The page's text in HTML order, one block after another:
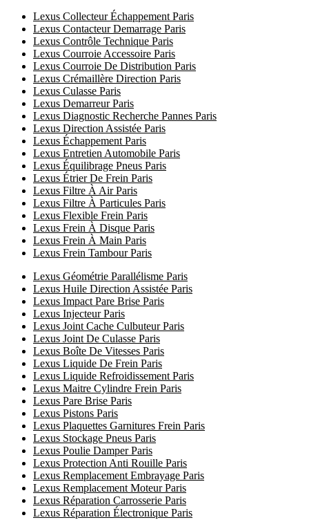
Lexus Collecteur Échappement Paris
Lexus Contacteur Demarrage Paris
Lexus Contrôle Technique Paris
Lexus Courroie Accessoire Paris
Lexus Courroie De Distribution Paris
Lexus Crémaillère Direction Paris
Lexus Culasse Paris
Lexus Demarreur Paris
Lexus Diagnostic Recherche Pannes Paris
Lexus Direction Assistée Paris
Lexus Échappement Paris
Lexus Entretien Automobile Paris
Lexus Équilibrage Pneus Paris
Lexus Étrier De Frein Paris
Lexus Filtre À Air Paris
Lexus Filtre À Particules Paris
Lexus Flexible Frein Paris
Lexus Frein À Disque Paris
Lexus Frein À Main Paris
Lexus Frein Tambour Paris
Lexus Géométrie Parallélisme Paris
Lexus Huile Direction Assistée Paris
Lexus Impact Pare Brise Paris
Lexus Injecteur Paris
Lexus Joint Cache Culbuteur Paris
Lexus Joint De Culasse Paris
Lexus Boîte De Vitesses Paris
Lexus Liquide De Frein Paris
Lexus Liquide Refroidissement Paris
Lexus Maitre Cylindre Frein Paris
Lexus Pare Brise Paris
Lexus Pistons Paris
Lexus Plaquettes Garnitures Frein Paris
Lexus Stockage Pneus Paris
Lexus Poulie Damper Paris
Lexus Protection Anti Rouille Paris
Lexus Remplacement Embrayage Paris
Lexus Remplacement Moteur Paris
Lexus Réparation Carrosserie Paris
Lexus Réparation Électronique Paris